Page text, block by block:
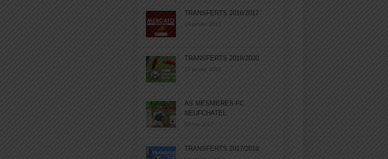
TRANSFERTS 2016/2017
14 janvier 2017
TRANSFERTS 2019/2020
27 janvier 2020
AS MESNIERES-FC
NEUFCHATEL
05 mai 2017
TRANSFERTS 2017/2018